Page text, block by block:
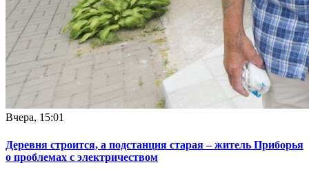
Вчера, 15:01
Деревня строится, а подстанция старая – житель Приборья
о проблемах с электричеством